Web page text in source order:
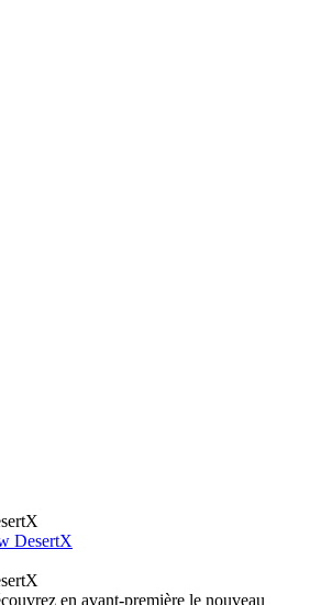
DesertX
en avant-première le nouveau